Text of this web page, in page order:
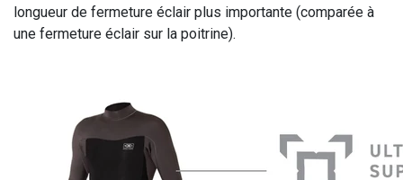
longueur de fermeture éclair plus importante (comparée à
une fermeture éclair sur la poitrine).